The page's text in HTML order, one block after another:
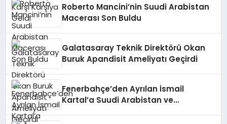
Roberto Mancini’nin Suudi Arabistan
Macerası Son Buldu
Galatasaray Teknik Direktörü Okan
Buruk Apandisit Ameliyatı Geçirdi
Fenerbahçe’den Ayrılan İsmail
Kartal’a Suudi Arabistan ve